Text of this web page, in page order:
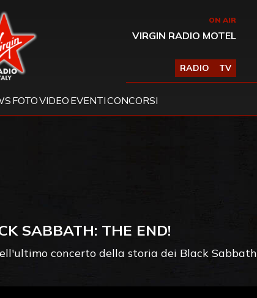
Virgin Radio ON AIR
VIRGIN RADIO MOTEL
RADIO TV
FOTOVIDEO EVENTICONCORSI
SABBATH: THE END!
concerto della storia dei Black Sabbath